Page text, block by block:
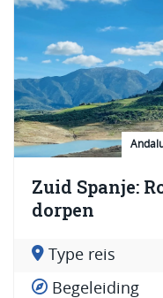
Zuid Spanje:
dorpen
Type reis
Begeleiding